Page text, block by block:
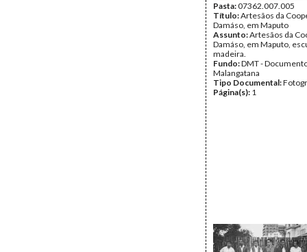
Pasta:07362.007.005
Título:Artesãos da
Damáso, em Maputo
Assunto:Artesãos da
Damáso, em Maputo,
madeira.
Fundo:DMT -
Malangatana
Tipo Documental:
Página(s): 1